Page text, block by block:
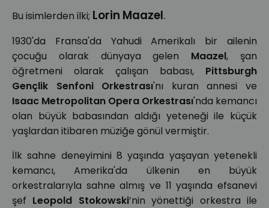
Bu isimlerden ilki; Lorin Maazel.
1930'da Fransa'da Yahudi Amerikalı bir ailenin
çocuğu olarak dünyaya gelen Maazel, şan
öğretmeni olarak çalışan babası, Pittsburgh
Gençlik Senfoni Orkestrası'nı kuran annesi ve
Isaac Metropolitan Opera Orkestrası'nda kemancı
olan büyük babasından aldığı yeteneği ile küçük
yaşlardan itibaren müziğe gönül vermiştir.
İlk sahne deneyimini 8 yaşında yaşayan yetenekli
kemancı, Amerika'da ülkenin en büyük
orkestralarıyla sahne almış ve 11 yaşında efsanevi
şef Leopold Stokowski’nin yönettiği orkestra ile